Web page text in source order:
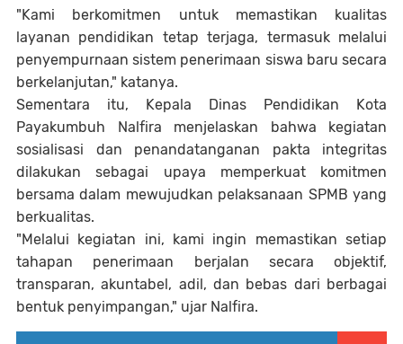
"Kami berkomitmen untuk memastikan kualitas
layanan pendidikan tetap terjaga, termasuk melalui
penyempurnaan sistem penerimaan siswa baru secara
berkelanjutan," katanya.
Sementara itu, Kepala Dinas Pendidikan Kota
Payakumbuh Nalfira menjelaskan bahwa kegiatan
sosialisasi dan penandatanganan pakta integritas
dilakukan sebagai upaya memperkuat komitmen
bersama dalam mewujudkan pelaksanaan SPMB yang
berkualitas.
"Melalui kegiatan ini, kami ingin memastikan setiap
tahapan penerimaan berjalan secara objektif,
transparan, akuntabel, adil, dan bebas dari berbagai
bentuk penyimpangan," ujar Nalfira.